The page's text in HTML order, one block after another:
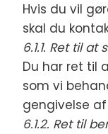
Hvis du vil
skal du
6.1.1. Ret til
Du har ret til
som vi
gengivelse
6.1.2. Ret til